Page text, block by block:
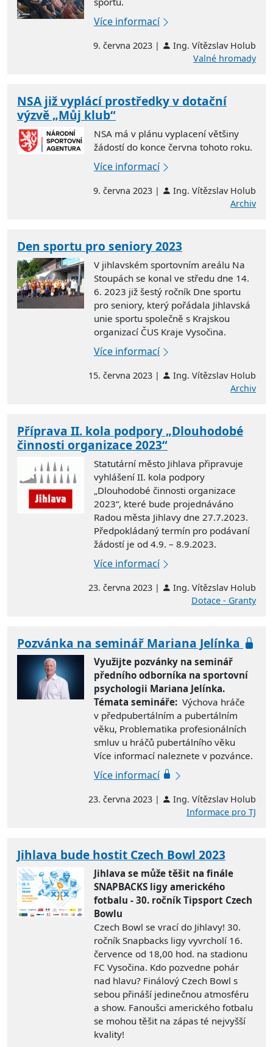
Více informací
9. června 2023 |
Ing. Vítězslav Holub
Valné hromady
NSA již vyplácí prostředky v dotační
výzvě „Můj klub“
NSA má v plánu vyplacení většiny
žádostí do konce června tohoto roku.
Více informací
9. června 2023 |
Ing. Vítězslav Holub
Archiv
Den sportu pro seniory 2023
V jihlavském sportovním areálu Na
Stoupách se konal ve středu dne 14.
6. 2023 již šestý ročník Dne sportu
pro seniory, který pořádala Jihlavská
unie sportu společně s Krajskou
organizací ČUS Kraje Vysočina.
Více informací
15. června 2023 |
Ing. Vítězslav Holub
Archiv
Příprava II. kola podpory „Dlouhodobé
činnosti organizace 2023“
Statutární město Jihlava připravuje
vyhlášení II. kola podpory
„Dlouhodobé činnosti organizace
2023“, které bude projednáváno
Radou města Jihlavy dne 27.7.2023.
Předpokládaný termín pro podávaní
žádostí je od 4.9. – 8.9.2023.
Více informací
23. června 2023 |
Ing. Vítězslav Holub
Dotace - Granty
Pozvánka na seminář Mariana Jelínka
Využijte pozvánky na seminář
předního odborníka na sportovní
psychologii Mariana Jelínka.
Témata semináře: Výchova hráče
v předpubertálním a pubertálním
věku, Problematika profesionálních
smluv u hráčů pubertálního věku
Více informací naleznete v pozvánce.
Více informací
23. června 2023 |
Ing. Vítězslav Holub
Informace pro TJ
Jihlava bude hostit Czech Bowl 2023
Jihlava se může těšit na finále
SNAPBACKS ligy amerického
fotbalu - 30. ročník Tipsport Czech
Bowlu
Czech Bowl se vrací do Jihlavy! 30.
ročník Snapbacks ligy vyvrcholí 16.
července od 18,00 hod. na stadionu
FC Vysočina. Kdo pozvedne pohár
nad hlavu? Finálový Czech Bowl s
sebou přináší jedinečnou atmosféru
a show. Fanoušci amerického fotbalu
se mohou těšit na zápas té nejvyšší
kvality!